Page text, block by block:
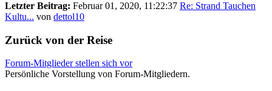
Letzter Beitrag: Februar 01, 2020, 11:22:37 Re: Strand Tauchen
Kultu... von dettol10
Zurück von der Reise
Forum-Mitglieder stellen sich vor
Persönliche Vorstellung von Forum-Mitgliedern.